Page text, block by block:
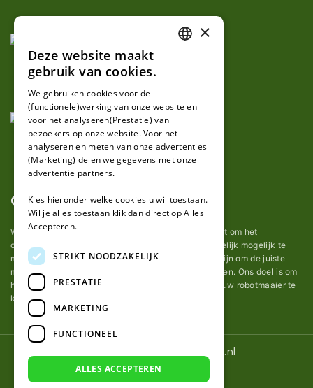
Over ons
Wij van robotmaaier-mesjes.nl doen ons uiterste best om het
onderhoud van robot grasmaaier mesjes zo gemakkelijk mogelijk te
maken. Uit ervaring merkten we hoe lastig het kan zijn om de juiste
messen voor een automatische grasmachine te vinden. Ons doel is om
het u makkelijk te maken om de goede mesjes voor uw robotmaaier te
kopen.
© 2026 Robotmaaier-mesjes.nl
GERMAN
×
Deze website maakt
gebruik van cookies.
We gebruiken cookies voor de
(functionele)werking van onze website en
voor het analyseren(Prestatie) van
bezoekers op onze website. Voor het
analyseren en meten van onze advertenties
(Marketing) delen we gegevens met onze
advertentie partners.
Kies hieronder welke cookies u wil toestaan.
Wil je alles toestaan klik dan direct op Alles
Accepteren.
STRIKT NOODZAKELIJK
PRESTATIE
MARKETING
FUNCTIONEEL
ALLES ACCEPTEREN